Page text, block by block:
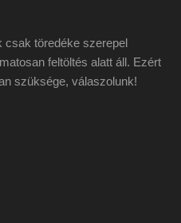
csak töredéke szerepel
feltöltés alatt áll. Ezért
szüksége, válaszolunk!